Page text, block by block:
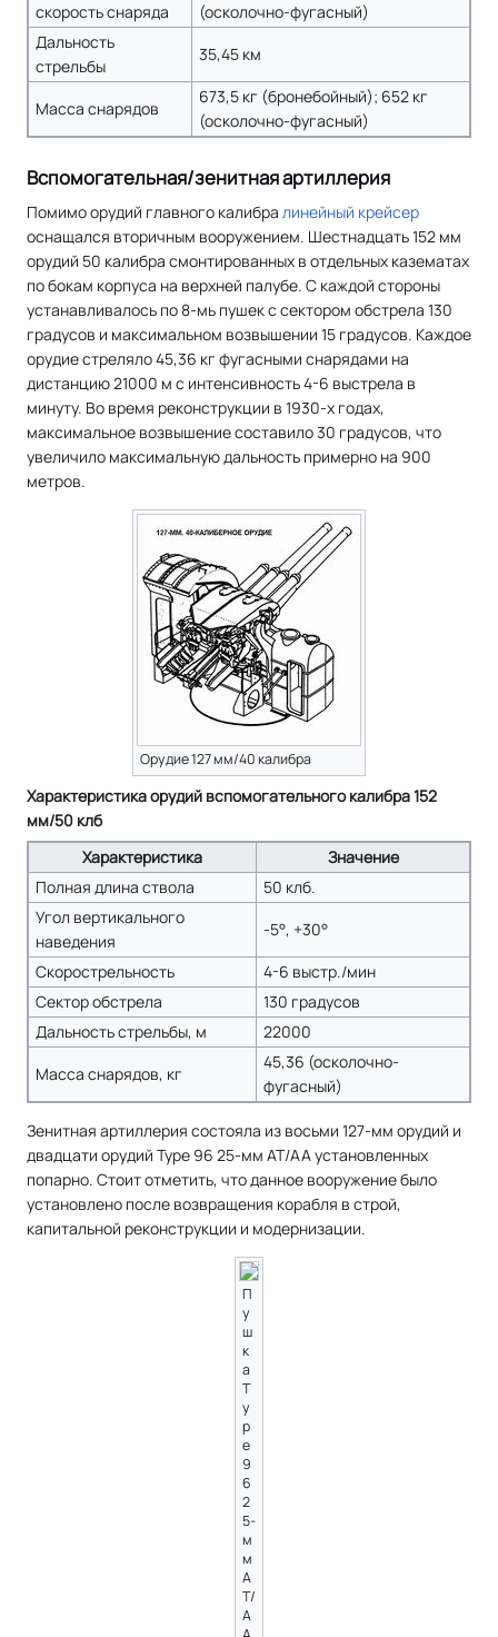
скорость снаряда
(осколочно-фугасный)
Дальность
стрельбы
35,45 км
Масса снарядов
673,5 кг (бронебойный); 652 кг
(осколочно-фугасный)
Вспомогательная/зенитная артиллерия
Помимо орудий главного калибра линейный крейсер
оснащался вторичным вооружением. Шестнадцать 152 мм
орудий 50 калибра смонтированных в отдельных казематах
по бокам корпуса на верхней палубе. С каждой стороны
устанавливалось по 8-мь пушек с сектором обстрела 130
градусов и максимальном возвышении 15 градусов. Каждое
орудие стреляло 45,36 кг фугасными снарядами на
дистанцию 21000 м с интенсивность 4-6 выстрела в
минуту. Во время реконструкции в 1930-х годах,
максимальное возвышение составило 30 градусов, что
увеличило максимальную дальность примерно на 900
метров.
Орудие 127 мм/40 калибра
Характеристика орудий вспомогательного калибра 152
мм/50 клб
Характеристика
Значение
Полная длина ствола
50 клб.
Угол вертикального
наведения
-5°, +30°
Скорострельность
4-6 выстр./мин
Сектор обстрела
130 градусов
Дальность стрельбы, м
22000
Масса снарядов, кг
45,36 (осколочно-
фугасный)
Зенитная артиллерия состояла из восьми 127-мм орудий и
двадцати орудий Type 96 25-мм AT/AA установленных
попарно. Стоит отметить, что данное вооружение было
установлено после возвращения корабля в строй,
капитальной реконструкции и модернизации.
П
у
ш
к
а
T
y
p
e
9
6
2
5-
м
м
A
T/
A